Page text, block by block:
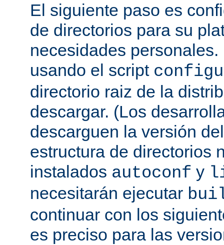
El siguiente paso es
de directorios para su
necesidades
usando el script
directorio raiz de la
descargar. (Los
descarguen la versión
estructura de directorios
instalados autoconf y
necesitarán ejecutar
continuar con los
es preciso para las